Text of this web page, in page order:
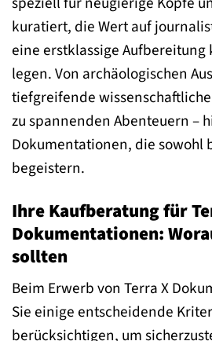
kuratiert, die Wert auf
eine erstklassige Aufbereitung
legen. Von archäologischen
tiefgreifende
zu spannenden Abenteuern –
Dokumentationen, die sowohl
begeistern.
Ihre Kaufberatung für
Dokumentationen:
sollten
Beim Erwerb von Terra X
Sie einige entscheidende
berücksichtigen, um